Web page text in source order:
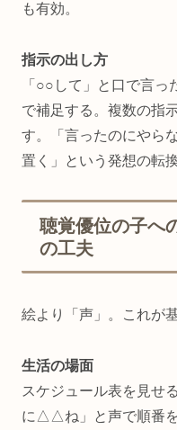
も有効。
指示の出し方
「○○して」と口で言
で補足する。複数の指
す。「言ったのにやら
置く」という発想の転
聴覚優位の子
の工夫
絵より「声」。これが
生活の場面
スケジュール表を見せ
に△△ね」と声で順番